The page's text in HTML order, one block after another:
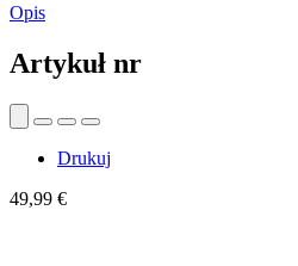
Opis
Artykuł nr
Drukuj
49,99 €